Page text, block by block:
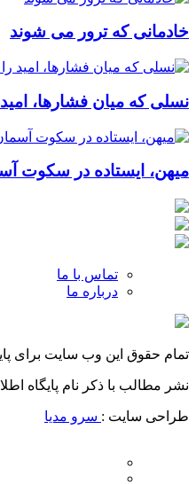
خادمانی که ترور می شوند
نسلی که میان فشارها،
میهن، ایستاده در سکوت
تماس با ما
درباره ما
تمام حقوق این وب سایت برای
نشر مطالب با ذکر نام پایگاه
طراحی سایت : سرو مدیا